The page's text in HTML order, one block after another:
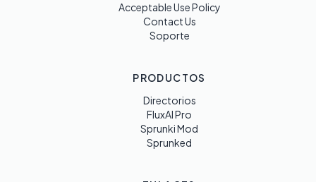
Acceptable Use Policy
Contact Us
Soporte
PRODUCTOS
Directorios
FluxAI Pro
Sprunki Mod
Sprunked